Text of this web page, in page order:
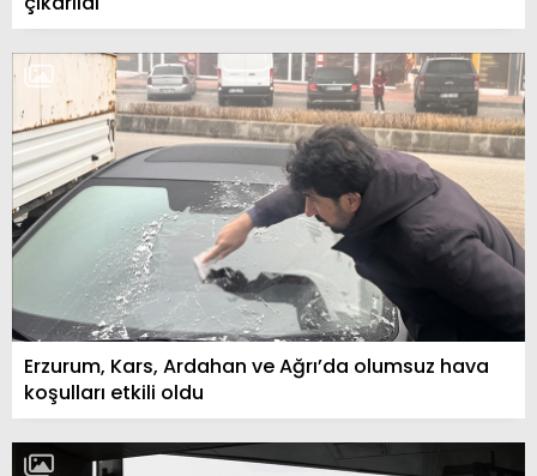
Erzurum, Kars, Ardahan ve Ağrı’da olumsuz hava
koşulları etkili oldu